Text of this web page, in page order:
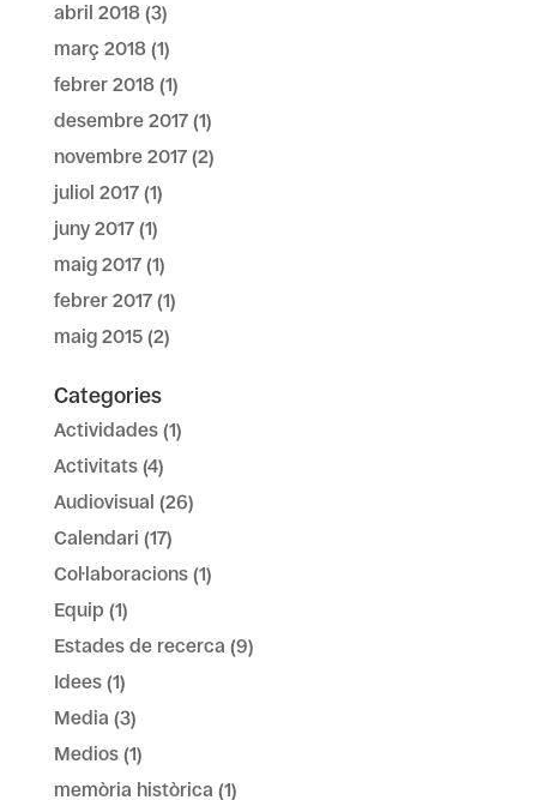
abril 2018(3)
març 2018(1)
febrer 2018(1)
desembre 2017(1)
novembre 2017(2)
juliol 2017(1)
juny 2017(1)
maig 2017(1)
febrer 2017(1)
maig 2015(2)
Categories
Actividades(1)
Activitats(4)
Audiovisual (26)
Calendari (17)
Col·laboracions(1)
Equip (1)
Estades de recerca (9)
Idees(1)
Media (3)
Medios(1)
memòria històrica (1)